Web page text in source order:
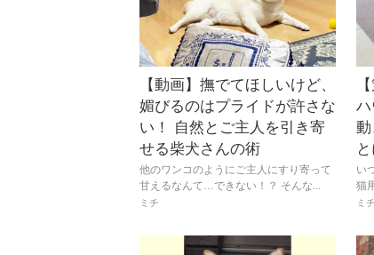
【動画】撫でてほしいけど、
媚びるのはプライドが許さな
い！ 自然とご主人を引き寄
せる柴犬さんの術
他のワンコのようにご主人にすり寄って
甘えるなんて…できない！？ そんな...
ミチ
動
い
猫
ミチ